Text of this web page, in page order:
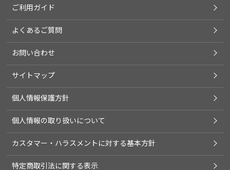
ご利用ガイド
よくあるご質問
お問い合わせ
サイトマップ
個人情報保護方針
個人情報の取り扱いについて
カスタマー・ハラスメントに対する基本方針
特定商取引法に関する表示